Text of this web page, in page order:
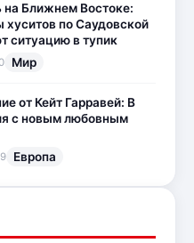
на Ближнем Востоке:
хуситов по Саудовской
ситуацию в тупик
Мир
от Кейт Гарравей: В
с новым любовным
Европа